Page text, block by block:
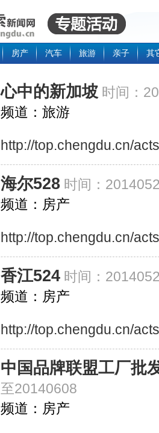
房产 汽车 旅游 亲子 其
心中的新加坡 时间：
频道：旅游
http://top.chengdu.cn/
海尔528 时间：
频道：房产
http://top.chengdu.cn/
香江524 时间：
频道：房产
http://top.chengdu.cn/
中国品牌联盟工厂批
至20140608
频道：房产